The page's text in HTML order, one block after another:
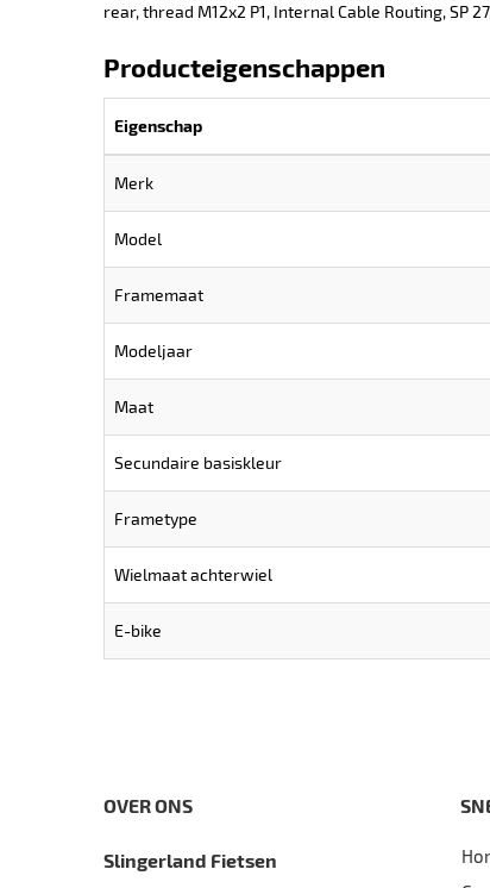
rear, thread M12x2 P1, Internal Cable Routing, SP
Producteigenschappen
Eigenschap
Merk
Model
Framemaat
Modeljaar
Maat
Secundaire basiskleur
Frametype
Wielmaat achterwiel
E-bike
OVER ONS
Slingerland Fietsen